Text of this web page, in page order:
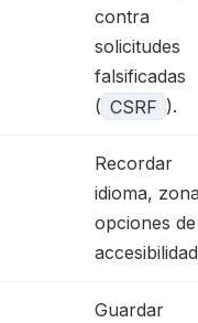
contra
solicitudes
falsificadas
( CSRF ).
Recordar
idioma,
opciones de
Guardar